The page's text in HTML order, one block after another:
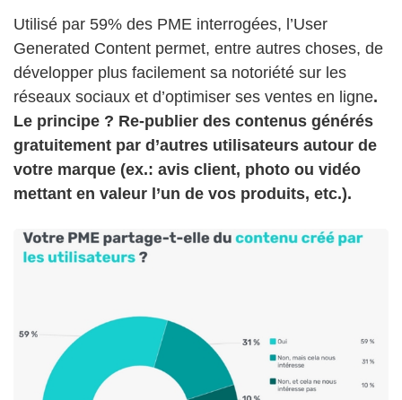
Utilisé par 59% des PME interrogées, l’User
Generated Content permet, entre autres choses, de
développer plus facilement sa notoriété sur les
réseaux sociaux et d’optimiser ses ventes en ligne.
Le principe ? Re-publier des contenus générés
gratuitement par d’autres utilisateurs autour de
votre marque (ex.: avis client, photo ou vidéo
mettant en valeur l’un de vos produits, etc.).